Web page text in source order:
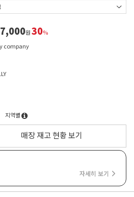
원 30%
company
지역별
매장 재고 현황 보기
자세히 보기